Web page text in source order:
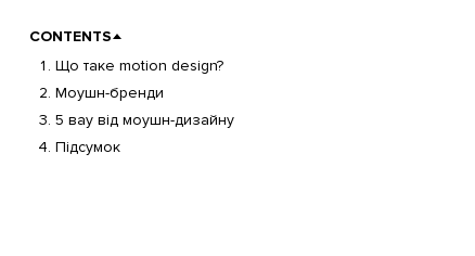
CONTENTS
Що таке motion design?
Моушн-бренди
5 вау від моушн-дизайну
Підсумок